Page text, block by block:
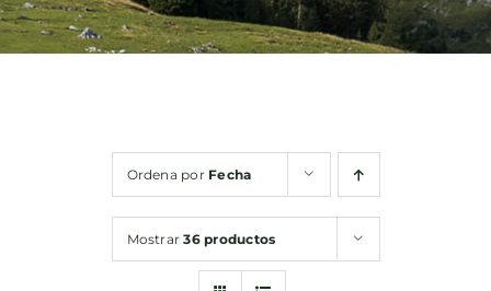
Bebidas
Ordena por Fecha
Mostrar36 productos